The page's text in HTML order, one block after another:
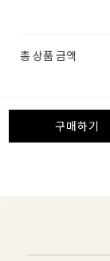
총 상품 금액
구매하기